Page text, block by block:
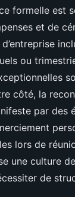
formelle est
et de
ou
côté, la
par des
lors de
une culture
de